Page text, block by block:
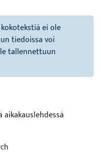
ei ole
tiedoissa voi
tallennettuun